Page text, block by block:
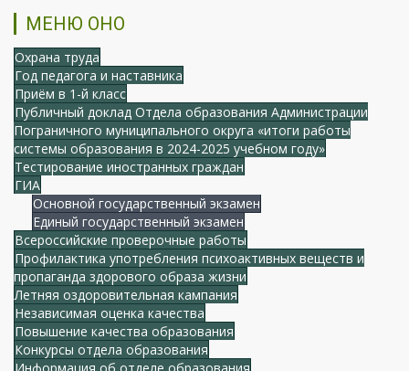
МЕНЮ ОНО
Охрана труда
Год педагога и наставника
Приём в 1-й класс
Публичный доклад Отдела образования Администрации
Пограничного муниципального округа «итоги работы
системы образования в 2024-2025 учебном году»
Тестирование иностранных граждан
ГИА
Основной государственный экзамен
Единый государственный экзамен
Всероссийские проверочные работы
Профилактика употребления психоактивных веществ и
пропаганда здорового образа жизни
Летняя оздоровительная кампания
Независимая оценка качества
Повышение качества образования
Конкурсы отдела образования